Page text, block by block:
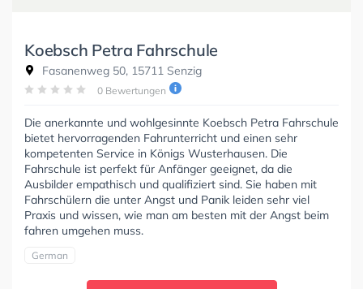
Koebsch Petra Fahrschule
Fasanenweg 50, 15711 Senzig
0 Bewertungen
Die anerkannte und wohlgesinnte Koebsch Petra Fahrschule
bietet hervorragenden Fahrunterricht und einen sehr
kompetenten Service in Königs Wusterhausen. Die
Fahrschule ist perfekt für Anfänger geeignet, da die
Ausbilder empathisch und qualifiziert sind. Sie haben mit
Fahrschülern die unter Angst und Panik leiden sehr viel
Praxis und wissen, wie man am besten mit der Angst beim
fahren umgehen muss.
German